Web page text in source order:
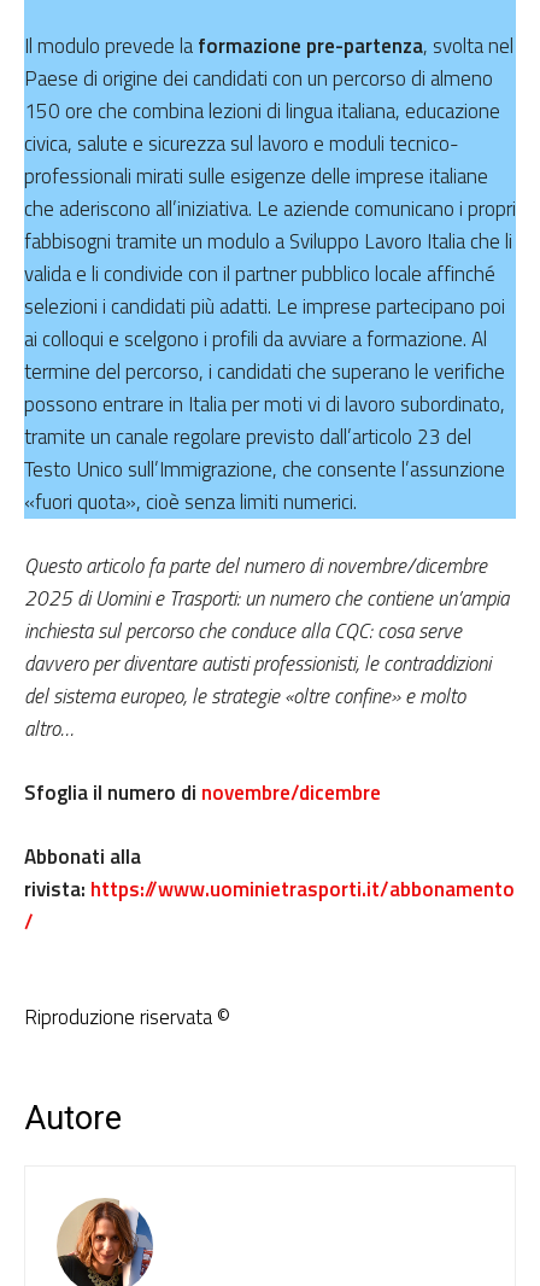
Il modulo prevede laformazione pre-partenza, svolta nel
Paese di origine dei candidati con un percorso di almeno
150 ore che combina lezioni di lingua italiana, educazione
civica, salute e sicurezza sul lavoro e moduli tecnico-
professionali mirati sulle esigenze delle imprese italiane
che aderiscono all’iniziativa. Le aziende comunicano i propri
fabbisogni tramite un modulo a Sviluppo Lavoro Italia che li
valida e li condivide con il partner pubblico locale affinché
selezioni i candidati più adatti. Le imprese partecipano poi
ai colloqui e scelgono i profili da avviare a formazione. Al
termine del percorso, i candidati che superano le verifiche
possono entrare in Italia per moti vi di lavoro subordinato,
tramite un canale regolare previsto dall’articolo 23 del
Testo Unico sull’Immigrazione, che consente l’assunzione
«fuori quota», cioè senza limiti numerici.
Questo articolo fa parte del numero di novembre/dicembre
2025 di Uomini e Trasporti: un numero che contiene un’ampia
inchiesta sul percorso che conduce alla CQC: cosa serve
davvero per diventare autisti professionisti, le contraddizioni
del sistema europeo, le strategie «oltre confine» e molto
altro…
Sfoglia il numero di novembre/dicembre
Abbonati alla
rivista: https://www.uominietrasporti.it/abbonamento
/
Riproduzione riservata ©
Autore